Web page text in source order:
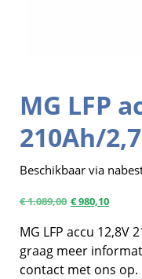
MG LFP
210Ah/
Beschikbaar via
€1.089,00 €980,10
MG LFP accu 12,8V
graag meer
contact met ons op.